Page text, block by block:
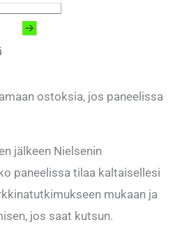
ostoksia, jos paneelissa
jälkeen Nielsenin
paneelissa tilaa kaltaisellesi
mukaan ja
jos saat kutsun.